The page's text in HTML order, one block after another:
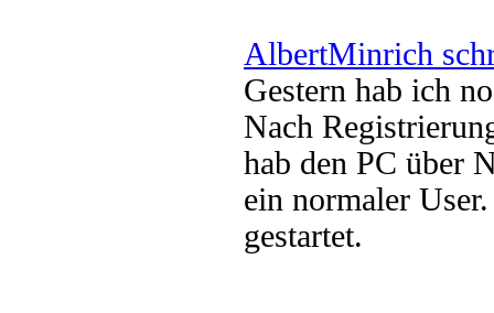
AlbertMinrich
Gestern hab ich
Nach
hab den PC über
ein normaler
gestartet.